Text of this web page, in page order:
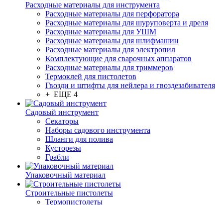
Расходные материалы для инструмента
Расходные материалы для перфоратора
Расходные материалы для шуруповерта и дреля
Расходные материалы для УШМ
Расходные материалы для шлифмашин
Расходные материалы для электропил
Комплектующие для сварочных аппаратов
Расходные материалы для триммеров
Термоклей для пистолетов
Гвозди и штифты для нейлера и гвоздезабивателя
+ ЕЩЕ 4
Садовый инструмент
Секаторы
Наборы садового инструмента
Шланги для полива
Кусторезы
Грабли
Упаковочный материал
Строительные пистолеты
Термопистолеты